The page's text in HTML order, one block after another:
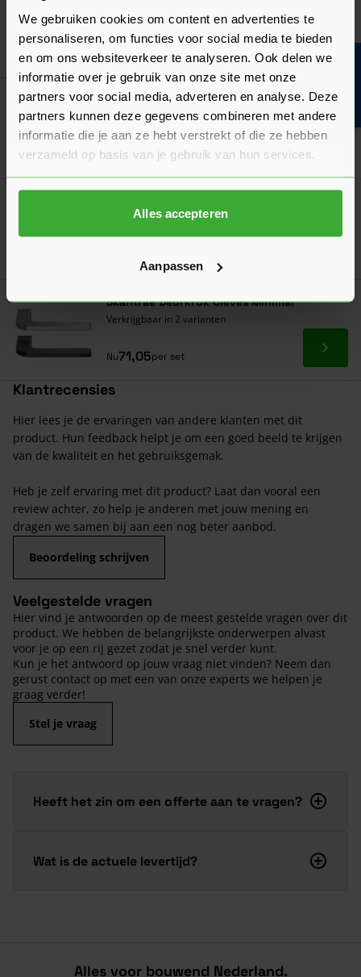
We gebruiken cookies om content en advertenties te
personaliseren, om functies voor social media te bieden
en om ons websiteverkeer te analyseren. Ook delen we
informatie over je gebruik van onze site met onze
partners voor social media, adverteren en analyse. Deze
partners kunnen deze gegevens combineren met andere
informatie die je aan ze hebt verstrekt of die ze hebben
verzameld op basis van je gebruik van hun services.
Alles accepteren
Aanpassen
Verkrijgbaar in 3 varianten
Nu32,08per stuk Ga
Skantrae Deurkruk Dayton Minimal
Verkrijgbaar in 3 varianten
Nu71,05per set
Verkrijgbaar in 3 varianten
Skantrae Deurkruk Cleves Minimal
Verkrijgbaar in 2 varianten
Nu71,05per set Ga
Klantrecensies
Hier lees je de ervaringen van andere klanten met dit
product. Hun feedback helpt je om een goed beeld te krijgen
van de kwaliteit en het gebruiksgemak.
Heb je zelf ervaring met dit product? Laat dan vooral een
review achter, zo help je anderen met jouw mening en
dragen we samen bij aan een nog beter aanbod.
Beoordeling schrijven
Veelgestelde vragen
Hier vind je antwoorden op de meest gestelde vragen over dit
product. We hebben de belangrijkste onderwerpen alvast
voor je op een rij gezet zodat je snel verder kunt.
Kun je het antwoord op jouw vraag niet vinden? Neem dan
gerust contact op met een van onze experts we helpen je
graag verder!
Stel je vraag
Heeft het zin om een offerte aan te vragen?
Wat is de actuele levertijd?
Alles voor bouwend Nederland.